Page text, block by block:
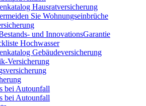
Hausratversicherung
Sie Wohnungseinbrüche
und InnovationsGarantie
Hochwasser
Gebäudeversicherung
Versicherung
bei Autounfall
bei Autounfall